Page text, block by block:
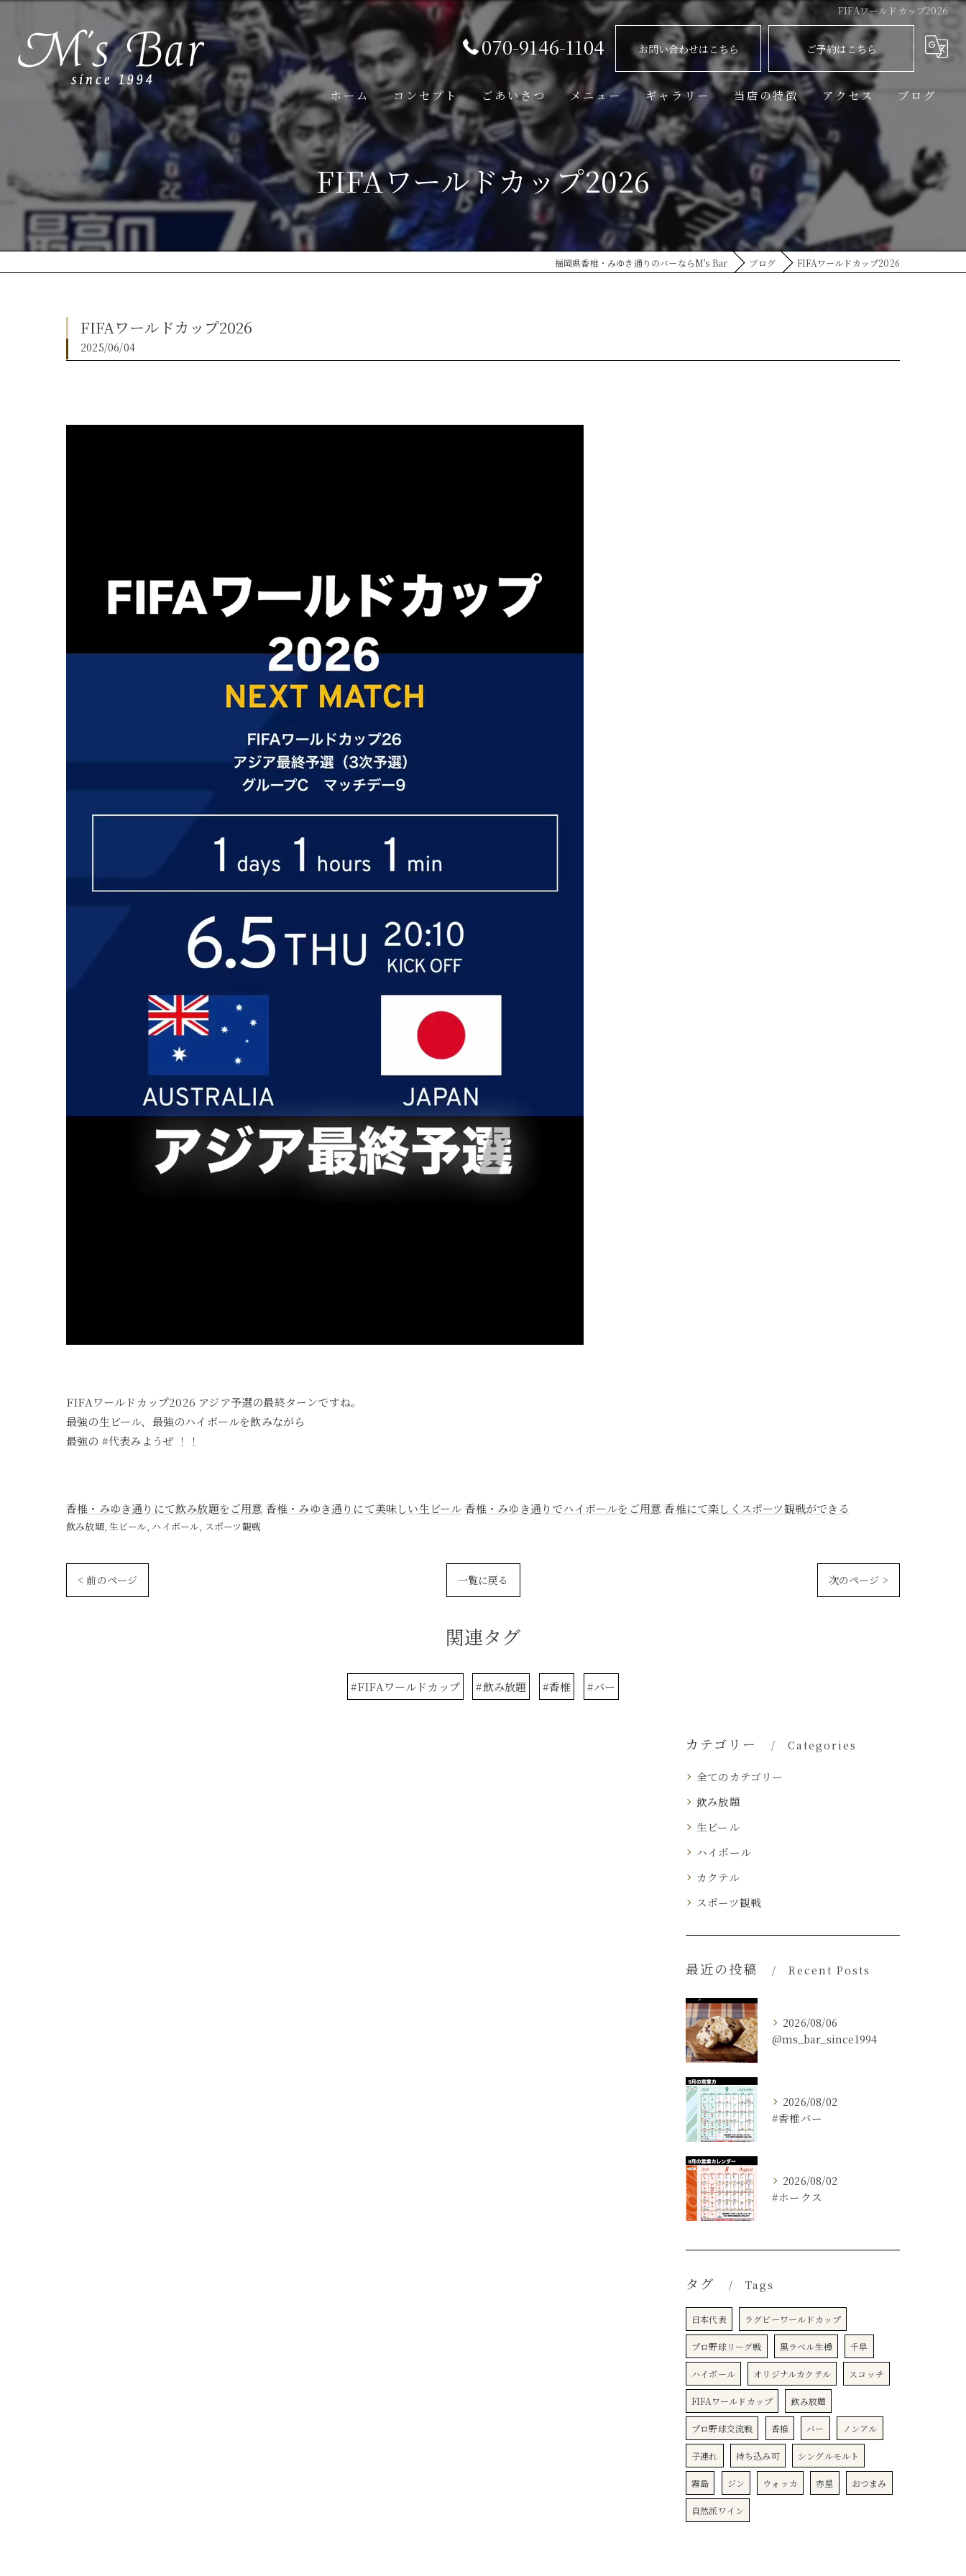
FIFAワールドカップ2026
070-9146-1104 お問い合わせはこちら ご予約はこちら
ホーム コンセプト ごあいさつ メニュー ギャラリー 当店の特徴
飲み放題
生ビール
ハイボール
カクテル
アクセス ブログ
FIFAワールドカップ2026
福岡県香椎・みゆき通りのバーならM's Bar ブログ FIFAワールドカップ2026
FIFAワールドカップ2026
2025/06/04
FIFAワールドカップ2026 アジア予選の最終ターンですね。
最強の生ビール、最強のハイボールを飲みながら
最強の #代表みようぜ ！！
香椎・みゆき通りにて飲み放題をご用意 香椎・みゆき通りにて美味しい生ビール 香椎・みゆき通りでハイボールをご用意 香椎にて楽しくスポーツ観戦ができる
飲み放題 生ビール ハイボール スポーツ観戦
< 前のページ 一覧に戻る 次のページ >
関連タグ
#FIFAワールドカップ #飲み放題 #香椎 #バー
カテゴリー Categories
全てのカテゴリー
飲み放題
生ビール
ハイボール
カクテル
スポーツ観戦
最近の投稿 Recent Posts
2026/08/06
@ms_bar_since1994
2026/08/02
#香椎バー
2026/08/02
#ホークス
タグ Tags
日本代表 ラグビーワールドカップ
プロ野球リーグ戦 黒ラベル生樽 千早
ハイボール オリジナルカクテル スコッチ
FIFAワールドカップ 飲み放題
プロ野球交流戦 香椎 バー ノンアル
子連れ 持ち込み可 シングルモルト
霧島 ジン ウォッカ 赤星 おつまみ
自然派ワイン